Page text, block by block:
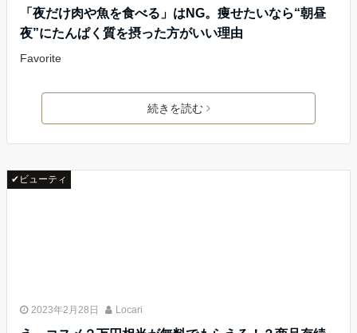
「夜だけ肉や魚を食べる」はNG。痩せたいなら“朝昼
夜”にたんぱく質を摂った方がいい理由
Favorite
続きを読む
✔ビューティ
2023年2月28日 Locari